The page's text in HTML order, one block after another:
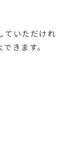
ていただけれ
きます。